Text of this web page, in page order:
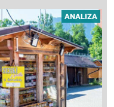
ANALIZA